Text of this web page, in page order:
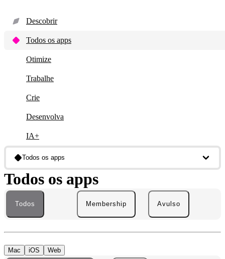
Descobrir
Todos os apps
Otimize
Trabalhe
Crie
Desenvolva
IA+
Todos os apps
Todos os apps
Todos Membership Avulso
Mac iOS Web